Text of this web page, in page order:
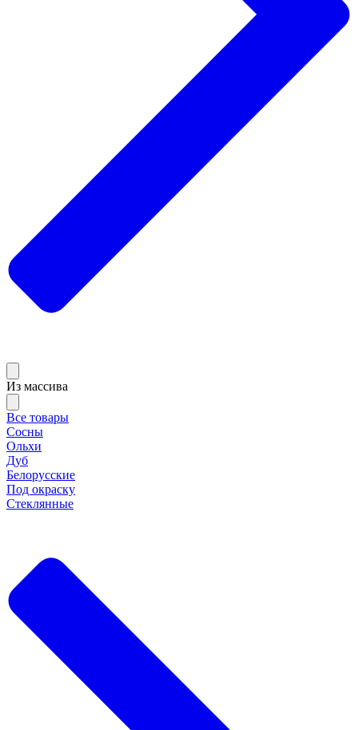
Из массива
Все товары
Сосны
Ольхи
Дуб
Белорусские
Под окраску
Стеклянные